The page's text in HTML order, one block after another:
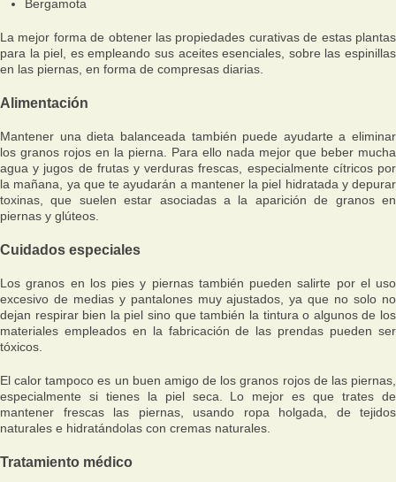
Bergamota
La mejor forma de obtener las propiedades curativas de estas plantas
para la piel, es empleando sus aceites esenciales, sobre las espinillas
en las piernas, en forma de compresas diarias.
Alimentación
Mantener una dieta balanceada también puede ayudarte a eliminar
los granos rojos en la pierna. Para ello nada mejor que beber mucha
agua y jugos de frutas y verduras frescas, especialmente cítricos por
la mañana, ya que te ayudarán a mantener la piel hidratada y depurar
toxinas, que suelen estar asociadas a la aparición de granos en
piernas y glúteos.
Cuidados especiales
Los granos en los pies y piernas también pueden salirte por el uso
excesivo de medias y pantalones muy ajustados, ya que no solo no
dejan respirar bien la piel sino que también la tintura o algunos de los
materiales empleados en la fabricación de las prendas pueden ser
tóxicos.
El calor tampoco es un buen amigo de los granos rojos de las piernas,
especialmente si tienes la piel seca. Lo mejor es que trates de
mantener frescas las piernas, usando ropa holgada, de tejidos
naturales e hidratándolas con cremas naturales.
Tratamiento médico